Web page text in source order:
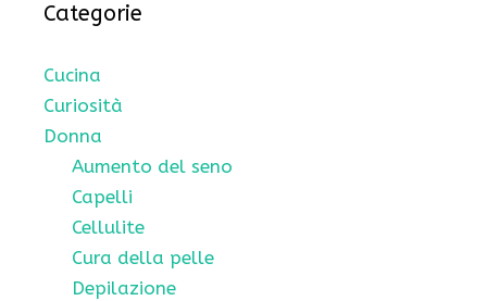
Categorie
Cucina
Curiosità
Donna
Aumento del seno
Capelli
Cellulite
Cura della pelle
Depilazione